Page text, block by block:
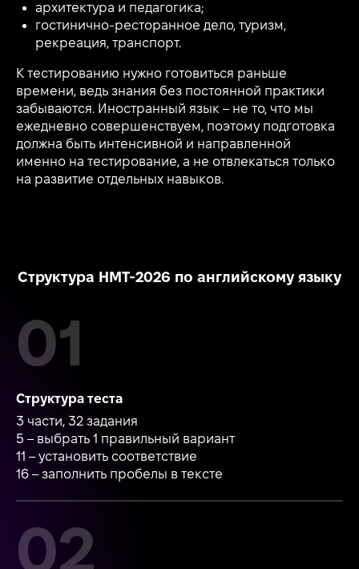
архитектура и педагогика;
гостинично-ресторанное дело, туризм,
рекреация, транспорт.
К тестированию нужно готовиться раньше
времени, ведь знания без постоянной практики
забываются. Иностранный язык – не то, что мы
ежедневно совершенствуем, поэтому подготовка
должна быть интенсивной и направленной
именно на тестирование, а не отвлекаться только
на развитие отдельных навыков.
Структура НМТ-2026 по английскому языку
Структура теста
3 части, 32 задания
5 – выбрать 1 правильный вариант
11 – установить соответствие
16 – заполнить пробелы в тексте